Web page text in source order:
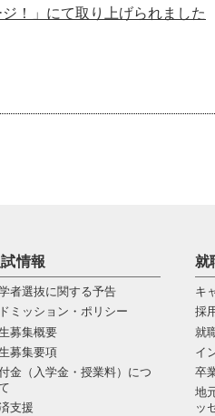
！」にて取り上げられました
試情報
者選抜に関する予告
ミッション・ポリシー
募集概要
募集要項
金（入学金・授業料）につ
支援
就
キ
採
就
イ
卒
地
ッ